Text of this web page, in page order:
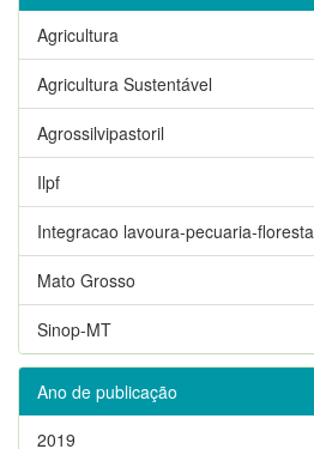
Agricultura
Agricultura Sustentável
Agrossilvipastoril
Ilpf
Integracao lavoura-pecuaria-floresta
Mato Grosso
Sinop-MT
Ano de publicação
2019